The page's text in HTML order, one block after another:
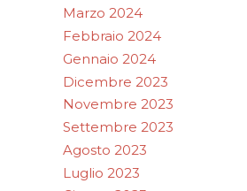
Marzo 2024
Febbraio 2024
Gennaio 2024
Dicembre 2023
Novembre 2023
Settembre 2023
Agosto 2023
Luglio 2023